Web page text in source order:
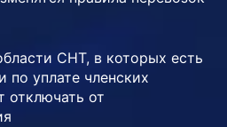
СНТ, в которых есть
по уплате членских
отключать от